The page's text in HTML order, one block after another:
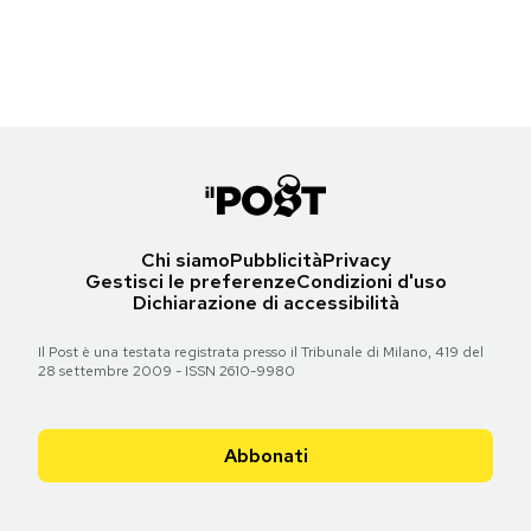
Chi siamoPubblicitàPrivacy
Gestisci le preferenzeCondizioni d'uso
Dichiarazione di accessibilità
Il Post è una testata registrata presso il Tribunale di Milano, 419 del
28 settembre 2009 - ISSN 2610-9980
Abbonati